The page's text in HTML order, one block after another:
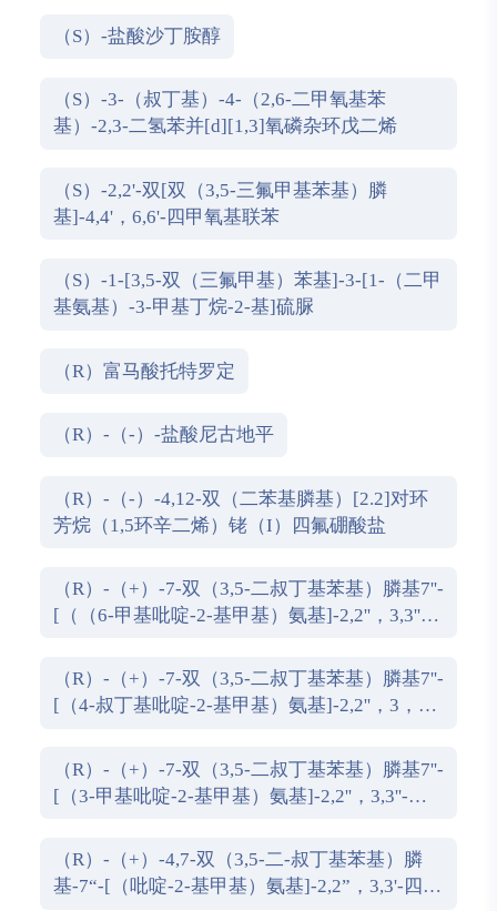
（S）-盐酸沙丁胺醇
（S）-3-（叔丁基）-4-（2,6-二甲氧基苯
基）-2,3-二氢苯并[d][1,3]氧磷杂环戊二烯
（S）-2,2'-双[双（3,5-三氟甲基苯基）膦
基]-4,4'，6,6'-四甲氧基联苯
（S）-1-[3,5-双（三氟甲基）苯基]-3-[1-（二甲
基氨基）-3-甲基丁烷-2-基]硫脲
（R）富马酸托特罗定
（R）-（-）-盐酸尼古地平
（R）-（-）-4,12-双（二苯基膦基）[2.2]对环
芳烷（1,5环辛二烯）铑（I）四氟硼酸盐
（R）-（+）-7-双（3,5-二叔丁基苯基）膦基7''-
[（（6-甲基吡啶-2-基甲基）氨基]-2,2''，3,3''-
（R）-（+）-7-双（3,5-二叔丁基苯基）膦基7''-
[（4-叔丁基吡啶-2-基甲基）氨基]-2,2''，3，3''-
（R）-（+）-7-双（3,5-二叔丁基苯基）膦基7''-
[（3-甲基吡啶-2-基甲基）氨基]-2,2''，3,3''-四
（R）-（+）-4,7-双（3,5-二-叔丁基苯基）膦
基-7“-[（吡啶-2-基甲基）氨基]-2,2”，3,3'-四氢